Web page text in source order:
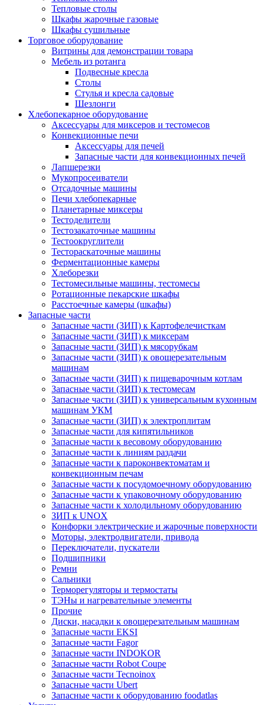
Тепловые столы
Шкафы жарочные газовые
Шкафы сушильные
Торговое оборудование
Витрины для демонстрации товара
Мебель из ротанга
Подвесные кресла
Столы
Стулья и кресла садовые
Шезлонги
Хлебопекарное оборудование
Аксессуары для миксеров и тестомесов
Конвекционные печи
Аксессуары для печей
Запасные части для конвекционных печей
Лапшерезки
Мукопросеиватели
Отсадочные машины
Печи хлебопекарные
Планетарные миксеры
Тестоделители
Тестозакаточные машины
Тестоокруглители
Тестораскаточные машины
Ферментационные камеры
Хлеборезки
Тестомесильные машины, тестомесы
Ротационные пекарские шкафы
Расстоечные камеры (шкафы)
Запасные части
Запасные части (ЗИП) к Картофелечисткам
Запасные части (ЗИП) к миксерам
Запасные части (ЗИП) к мясорубкам
Запасные части (ЗИП) к овощерезательным
машинам
Запасные части (ЗИП) к пищеварочным котлам
Запасные части (ЗИП) к тестомесам
Запасные части (ЗИП) к универсальным кухонным
машинам УКМ
Запасные части (ЗИП) к электроплитам
Запасные части для кипятильников
Запасные части к весовому оборудованию
Запасные части к линиям раздачи
Запасные части к пароконвектоматам и
конвекционным печам
Запасные части к посудомоечному оборудованию
Запасные части к упаковочному оборудованию
Запасные части к холодильному оборудованию
ЗИП к UNOX
Конфорки электрические и жарочные поверхности
Моторы, электродвигатели, привода
Переключатели, пускатели
Подшипники
Ремни
Сальники
Терморегуляторы и термостаты
ТЭНы и нагревательные элементы
Прочие
Диски, насадки к овощерезательным машинам
Запасные части EKSI
Запасные части Fagor
Запасные части INDOKOR
Запасные части Robot Coupe
Запасные части Tecnoinox
Запасные части Ubert
Запасные части к оборудованию foodatlas